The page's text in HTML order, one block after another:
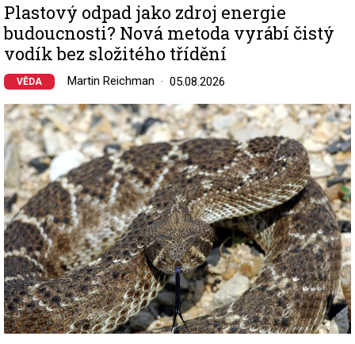
Plastový odpad jako zdroj energie
budoucnosti? Nová metoda vyrábí čistý
vodík bez složitého třídění
VĚDA Martin Reichman 05.08.2026
Image